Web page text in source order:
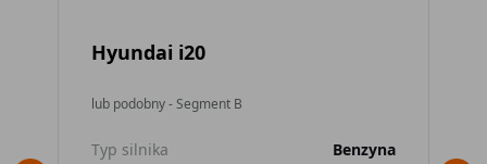
Hyundai i20
lub podobny - Segment B
Typ silnika
Benzyna